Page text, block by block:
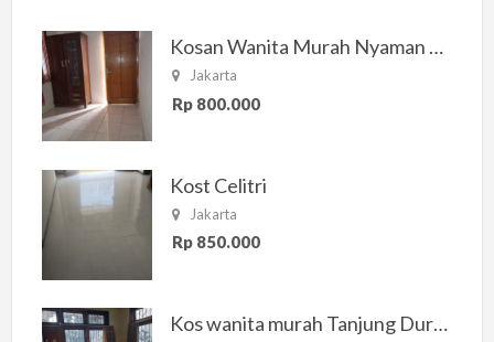
Kosan Wanita Murah Nyaman di Jakarta Selatan
Jakarta
Rp 800.000
Kost Celitri
Jakarta
Rp 850.000
Kos wanita murah Tanjung Duren Jakarta Barat